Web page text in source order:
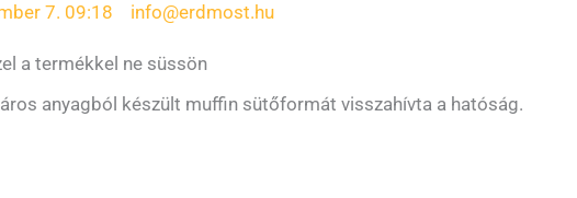
7. 09:18 info@erdmost.hu
a termékkel ne süssön
anyagból készült muffin sütőformát visszahívta a hatóság.